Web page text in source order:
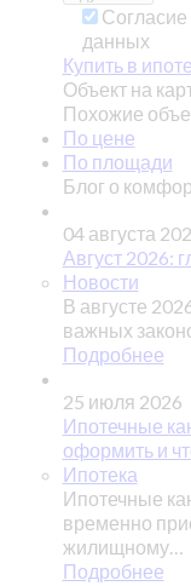
данных
Купить в
Объект на
Похожие
По цене
По площади
Блог о
04 августа
Август 2026:
Новости
В августе
важных
Подробнее
25 июля 2026
Ипотечные
оформить и
Ипотека
Ипотечные
временно
жилищному…
Подробнее